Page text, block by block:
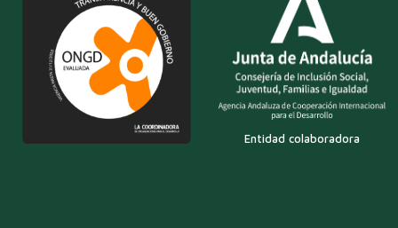
Entidad colaboradora